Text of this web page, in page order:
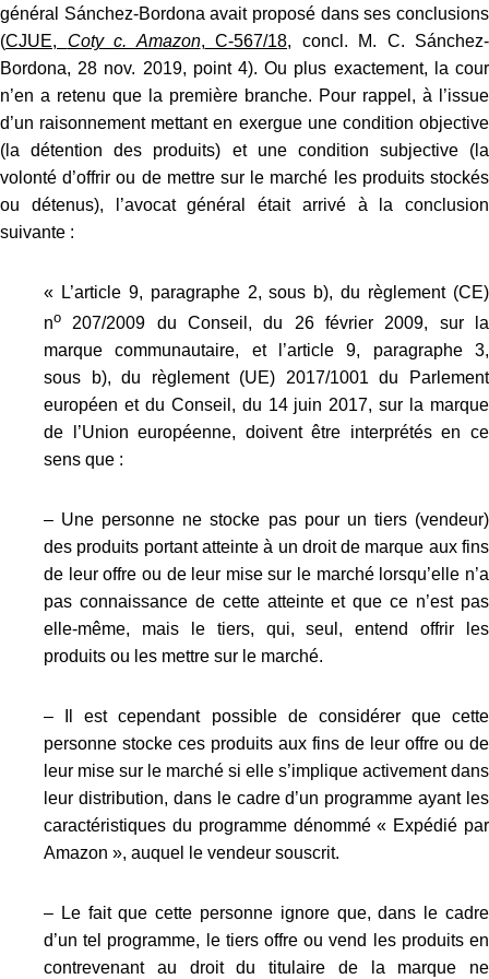
général Sánchez-Bordona avait proposé dans ses conclusions
(CJUE, Coty c. Amazon, C‑567/18, concl. M. C. Sánchez-
Bordona, 28 nov. 2019, point 4). Ou plus exactement, la cour
n’en a retenu que la première branche. Pour rappel, à l’issue
d’un raisonnement mettant en exergue une condition objective
(la détention des produits) et une condition subjective (la
volonté d’offrir ou de mettre sur le marché les produits stockés
ou détenus), l’avocat général était arrivé à la conclusion
suivante :
« L’article 9, paragraphe 2, sous b), du règlement (CE)
no 207/2009 du Conseil, du 26 février 2009, sur la
marque communautaire, et l’article 9, paragraphe 3,
sous b), du règlement (UE) 2017/1001 du Parlement
européen et du Conseil, du 14 juin 2017, sur la marque
de l’Union européenne, doivent être interprétés en ce
sens que :
– Une personne ne stocke pas pour un tiers (vendeur)
des produits portant atteinte à un droit de marque aux fins
de leur offre ou de leur mise sur le marché lorsqu’elle n’a
pas connaissance de cette atteinte et que ce n’est pas
elle‑même, mais le tiers, qui, seul, entend offrir les
produits ou les mettre sur le marché.
– Il est cependant possible de considérer que cette
personne stocke ces produits aux fins de leur offre ou de
leur mise sur le marché si elle s’implique activement dans
leur distribution, dans le cadre d’un programme ayant les
caractéristiques du programme dénommé « Expédié par
Amazon », auquel le vendeur souscrit.
– Le fait que cette personne ignore que, dans le cadre
d’un tel programme, le tiers offre ou vend les produits en
contrevenant au droit du titulaire de la marque ne